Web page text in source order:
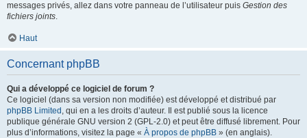
messages privés, allez dans votre panneau de l’utilisateur puis Gestion des
fichiers joints.
Haut
Concernant phpBB
Qui a développé ce logiciel de forum ?
Ce logiciel (dans sa version non modifiée) est développé et distribué par
phpBB Limited , qui en a les droits d’auteur. Il est publié sous la licence
publique générale GNU version 2 (GPL-2.0) et peut être diffusé librement. Pour
plus d’informations, visitez la page « À propos de phpBB » (en anglais).